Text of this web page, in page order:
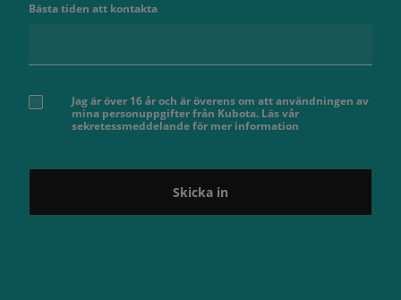
Bästa tiden att kontakta
Jag är över 16 år och är överens om att användningen av
mina personuppgifter från Kubota. Läs vår
sekretessmeddelande för mer information
Skicka in